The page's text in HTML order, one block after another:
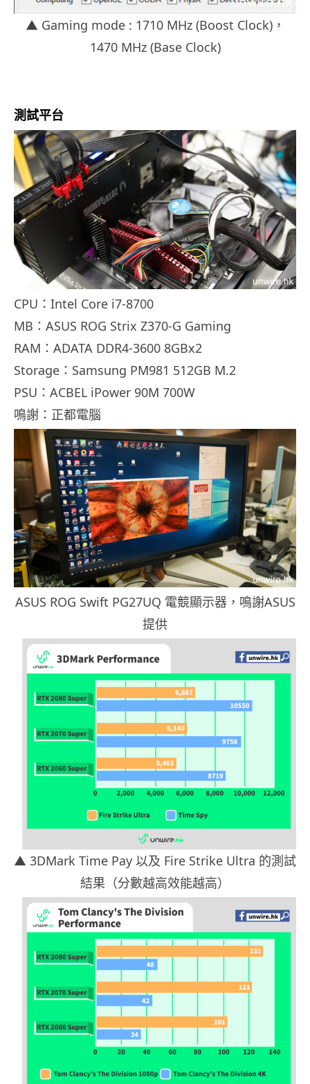
▲ Gaming mode : 1710 MHz (Boost Clock)，
1470 MHz (Base Clock)
測試平台
CPU：Intel Core i7-8700
MB：ASUS ROG Strix Z370-G Gaming
RAM：ADATA DDR4-3600 8GBx2
Storage：Samsung PM981 512GB M.2
PSU：ACBEL iPower 90M 700W
鳴謝：正都電腦
ASUS ROG Swift PG27UQ 電競顯示器，鳴謝ASUS
提供
▲ 3DMark Time Pay 以及 Fire Strike Ultra 的測試
結果（分數越高效能越高）